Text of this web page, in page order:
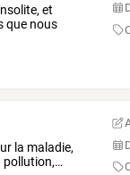
et
que nous
la maladie,
pollution,…